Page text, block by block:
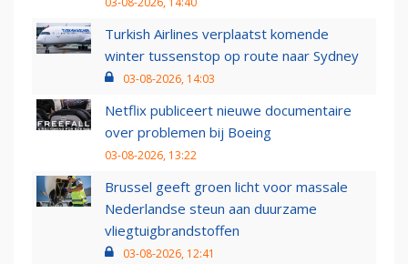
Turkish Airlines verplaatst komende
winter tussenstop op route naar Sydney
03-08-2026, 14:03
Netflix publiceert nieuwe documentaire
over problemen bij Boeing
03-08-2026, 13:22
Brussel geeft groen licht voor massale
Nederlandse steun aan duurzame
vliegtuigbrandstoffen
03-08-2026, 12:41